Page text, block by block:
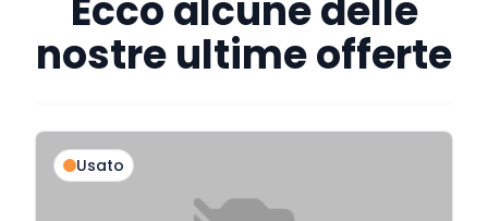
Ecco alcune delle
nostre ultime offerte
Usato